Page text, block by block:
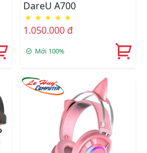
DareU A700
★ ★ ★ ★ ★
1.050.000 đ
Mới 100%